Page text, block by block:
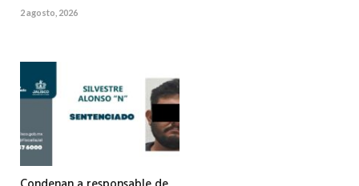
2 agosto, 2026